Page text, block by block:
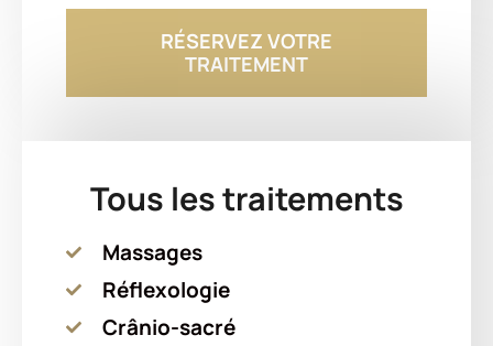
RÉSERVEZ VOTRE
TRAITEMENT
Tous les traitements
Massages
Réflexologie
Crânio-sacré